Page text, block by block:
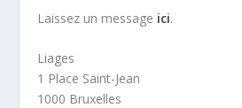
Laissez un message ici.
Liages
1 Place Saint-Jean
1000 Bruxelles